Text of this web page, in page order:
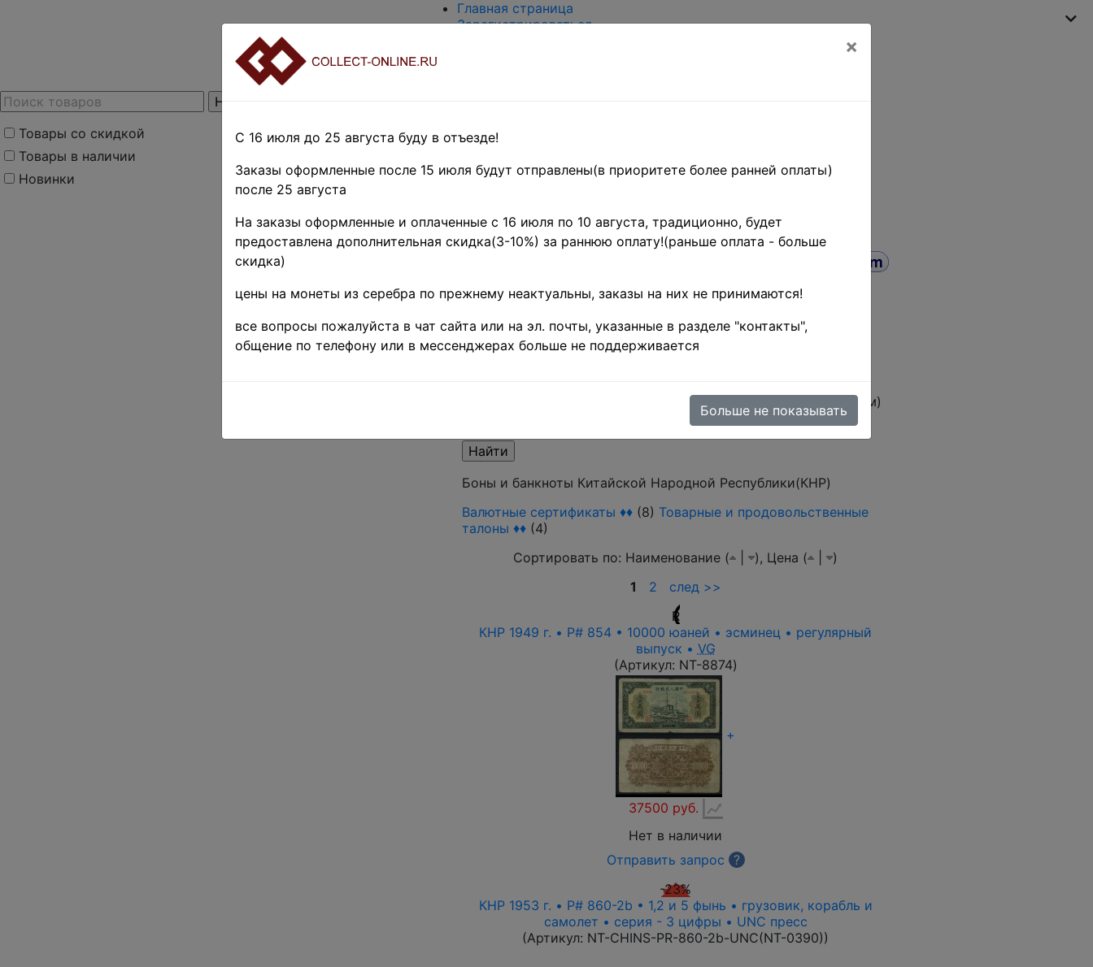
Товары со скидкой
Товары в наличии
Новинки
Главная страница
Зарегистрироваться
Оценка и покупка
Поиск по магазину
Главная»
Нумизматика»
Боны и
боны» Азия»
Поиск в категории - название товараПоиск
цена от
Поиск в категории - по изображению товара (тестовый режим)
Боны и банкноты Китайской Народной Республики(КНР)
Валютные сертификаты ♦♦ (8) Товарные и продовольственные
талоны ♦♦ (4)
Сортировать по: Наименование ( ), Цена (
)
1
2
след >>
R
КНР 1949 г. • P# 854 • 10000 юаней • эсминец • регулярный
выпуск • VG
(Артикул: NT-8874)
+
37500 руб.
Нет в наличии
Отправить запрос
?
-23%
КНР 1953 г. • P# 860-2b • 1,2 и 5 фынь • грузовик, корабль и
самолет • серия - 3 цифры • UNC пресс
(Артикул: NT-CHINS-PR-860-2b-UNC(NT-0390))
×
С 16 июля до 25 августа буду в отъезде!
Заказы оформленные после 15 июля будут отправлены(в приоритете более ранней оплаты)
после 25 августа
На заказы оформленные и оплаченные с 16 июля по 10 августа, традиционно, будет
предоставлена дополнительная скидка(3-10%) за раннюю оплату!(раньше оплата - больше
скидка)
цены на монеты из серебра по прежнему неактуальны, заказы на них не принимаются!
все вопросы пожалуйста в чат сайта или на эл. почты, указанные в разделе "контакты",
общение по телефону или в мессенджерах больше не поддерживается
Больше не показывать